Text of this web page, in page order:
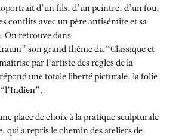
d’un fils, d’un peintre, d’un fou,
conflits avec un père antisémite et sa
On retrouve dans
son grand thème du “Classique et
par l’artiste des règles de la
une totale liberté picturale, la folie
place de choix à la pratique sculpturale
qui a repris le chemin des ateliers de